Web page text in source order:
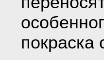
покраска